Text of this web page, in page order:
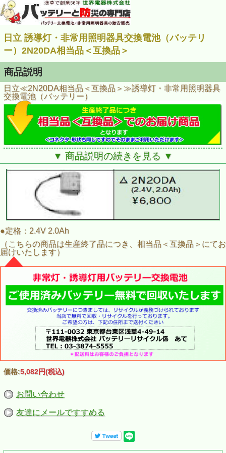
日立 誘導灯・非常用照明器具交換電池（バッテリ
ー）2N20DA相当品＜互換品＞
商品説明
日立≪2N20DA相当品＜互換品＞≫誘導灯・非常用照明器具
交換電池（バッテリー）
▼ 商品説明の続きを見る ▼
●定格：2.4V 2.0Ah
（こちらの商品は生産終了品につき、相当品＜互換品＞にてお
届けいたします）
価格:5,082円(税込)
お問い合わせ
友達にメールですすめる